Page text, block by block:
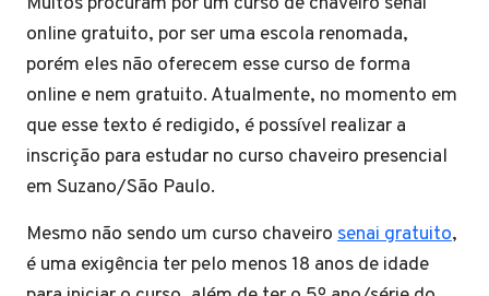
online gratuito, por ser uma escola renomada,
porém eles não oferecem esse curso de forma
online e nem gratuito. Atualmente, no momento em
que esse texto é redigido, é possível realizar a
inscrição para estudar no curso chaveiro presencial
em Suzano/São Paulo.
Mesmo não sendo um curso chaveiro senai gratuito,
é uma exigência ter pelo menos 18 anos de idade